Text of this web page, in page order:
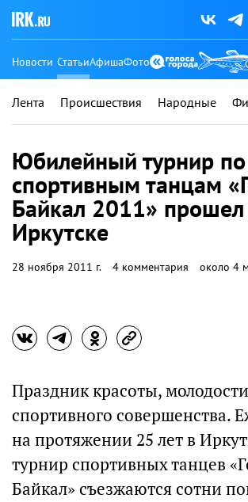
Новости СтатьиАфишаФото
Лента Происшествия Народные
Юбилейный турнир по
спортивным танцам
Байкал 2011»
Иркутске
28 ноября 2011 г. 4 комментария около 4
Праздник красоты,
спортивного совершенства.
на протяжении 25 лет в
турнир спортивных танцев
Байкал» съезжаются сотни